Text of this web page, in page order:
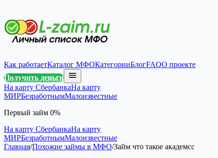
Как работаетКаталог МФОКатегорииБлогFAQО проекте
Получить деньги
На карту СбербанкаНа карту
МИРБезработнымМалоизвестные
Первый займ 0%
На карту СбербанкаНа карту
МИРБезработнымМалоизвестные
Главная/Похожие займы в МФО/Займ что такое академсс